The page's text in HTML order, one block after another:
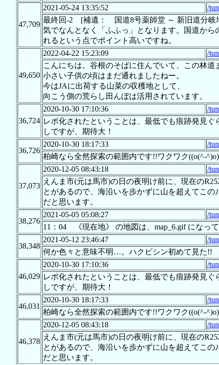
47,709
2021-05-24 13:35:52
/
最終回-2 [補遺： 国道8号薬師堂 ～ 新旧道分岐
気でなんとなく「ふふっ」となります。国道か
れるという点でポイント高いですね。
49,650
2022-04-22 15:23:09
/
こんにちは。谷根のそばに住んでいて、この林道
小さい子供の頃はまだ通れましたねー。
今はJAに出荷する山菜の収穫地として、
向こう側の荒らし田んぼは活用されています。
36,724
2020-10-30 17:10:36
/
レポ化されたということは、最低でも痕跡発見
しですが、期待大！
36,726
2020-10-30 18:17:33
/
柏崎なら全然探索の範囲内です!!ワクワク((o(^-
37,073
2020-12-05 08:43:18
/
えんま市(元は馬市)の日の夜明け前に、現在の
とがあるので、海沿いを歩かずに山を超えてこ
だと思います。
38,276
2021-05-05 05:08:27
/
11：04 《現在地》 の地図は、map_6.gif になっ
38,348
2021-05-12 23:46:47
/
何か色々と意味不明…。ハクビシン初めて見た!!
46,029
2020-10-30 17:10:36
/
レポ化されたということは、最低でも痕跡発見
しですが、期待大！
46,031
2020-10-30 18:17:33
/
柏崎なら全然探索の範囲内です!!ワクワク((o(^-
46,378
2020-12-05 08:43:18
/
えんま市(元は馬市)の日の夜明け前に、現在の
とがあるので、海沿いを歩かずに山を超えてこ
だと思います。